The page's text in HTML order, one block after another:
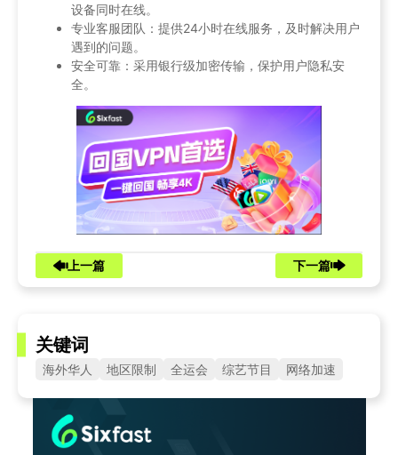
设备同时在线。
专业客服团队：提供24小时在线服务，及时解决用户
遇到的问题。
安全可靠：采用银行级加密传输，保护用户隐私安
全。
上一篇 下一篇
关键词
海外华人 地区限制 全运会 综艺节目 网络加速